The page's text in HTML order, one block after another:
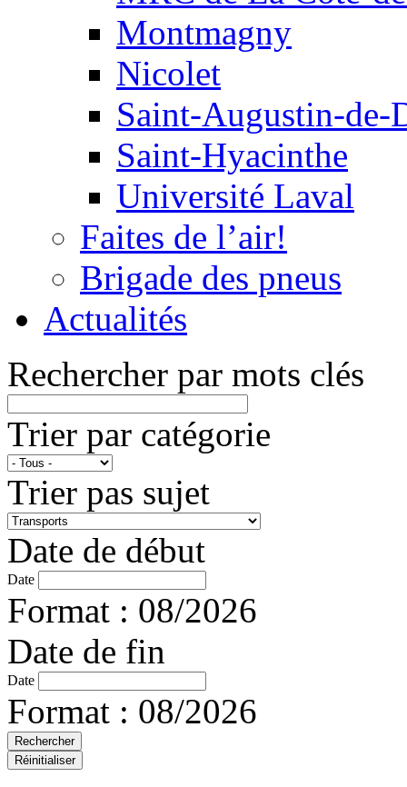
Montmagny
Nicolet
Saint-Augustin-de-
Saint-Hyacinthe
Université Laval
Faites de l’air!
Brigade des pneus
Actualités
Rechercher par mots clés
Trier par catégorie
Trier pas sujet
Date de début
Date
Format : 08/2026
Date de fin
Date
Format : 08/2026